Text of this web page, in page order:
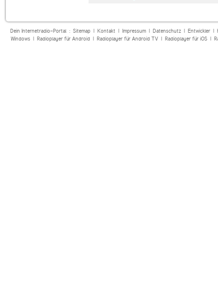
Dein Internetradio-Portal : Sitemap| Kontakt| Impressum| Datenschutz| Entwickler|
Windows| Radioplayer für Android| Radioplayer für Android TV| Radioplayer für iOS|